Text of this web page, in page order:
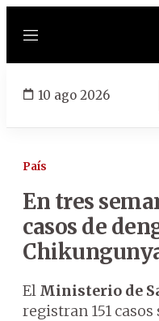
Menú
10 ago 2026
País
En tres
casos de
El Ministerio de
registran 151